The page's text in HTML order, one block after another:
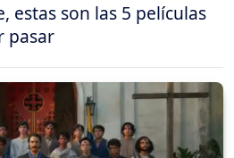
estas son las 5 películas
pasar